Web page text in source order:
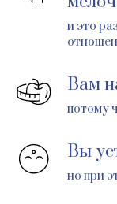
и это
Вам
потому
Вы
но при